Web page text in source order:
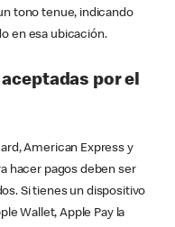
tono tenue, indicando
en esa ubicación.
por el
American Express y
hacer pagos deben ser
Si tienes un dispositivo
Wallet, Apple Pay la